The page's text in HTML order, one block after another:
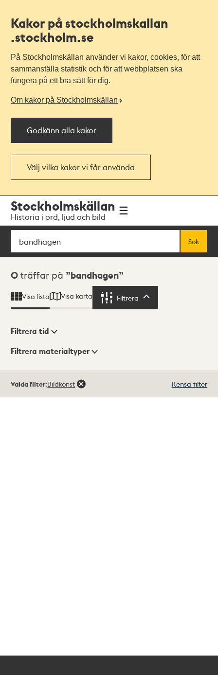
Kakor på stockholmskallan
.stockholm.se
På Stockholmskällan använder vi kakor, cookies, för att
sammanställa statistik och för att webbplatsen ska
fungera på ett bra sätt för dig.
Om kakor på Stockholmskällan
Godkänn alla kakor
Välj vilka kakor vi får använda
navigationen
huvudinnehållet
Stockholmskällan
Historia i ord, ljud och bild
Sök
Sök
Sökresultat
0 träffar på bandhagen
Visa lista Visa karta Filtrera
Visningsläge
Filtrera tid
Filtrera materialtyper
träffar
Valda filter:Bildkonst Rensa filter